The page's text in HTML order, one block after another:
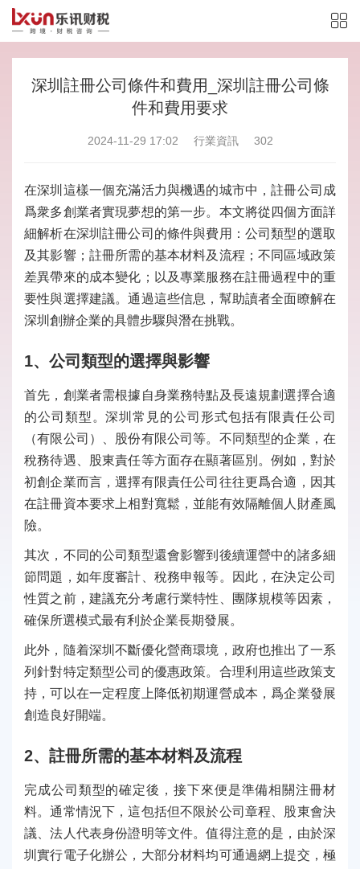
深圳註冊公司條件和費用_深圳註冊公司條
件和費用要求
2024-11-29 17:02 行業資訊 302
在深圳這樣一個充滿活力與機遇的城市中，註冊公司成
爲衆多創業者實現夢想的第一步。本文將從四個方面詳
細解析在深圳註冊公司的條件與費用：公司類型的選取
及其影響；註冊所需的基本材料及流程；不同區域政策
差異帶來的成本變化；以及專業服務在註冊過程中的重
要性與選擇建議。通過這些信息，幫助讀者全面瞭解在
深圳創辦企業的具體步驟與潛在挑戰。
1、公司類型的選擇與影響
首先，創業者需根據自身業務特點及長遠規劃選擇合適
的公司類型。深圳常見的公司形式包括有限責任公司
（有限公司）、股份有限公司等。不同類型的企業，在
稅務待遇、股東責任等方面存在顯著區別。例如，對於
初創企業而言，選擇有限責任公司往往更爲合適，因其
在註冊資本要求上相對寬鬆，並能有效隔離個人財產風
險。
其次，不同的公司類型還會影響到後續運營中的諸多細
節問題，如年度審計、稅務申報等。因此，在決定公司
性質之前，建議充分考慮行業特性、團隊規模等因素，
確保所選模式最有利於企業長期發展。
此外，隨着深圳不斷優化營商環境，政府也推出了一系
列針對特定類型公司的優惠政策。合理利用這些政策支
持，可以在一定程度上降低初期運營成本，爲企業發展
創造良好開端。
2、註冊所需的基本材料及流程
完成公司類型的確定後，接下來便是準備相關注冊材
料。通常情況下，這包括但不限於公司章程、股東會決
議、法人代表身份證明等文件。值得注意的是，由於深
圳實行電子化辦公，大部分材料均可通過網上提交，極